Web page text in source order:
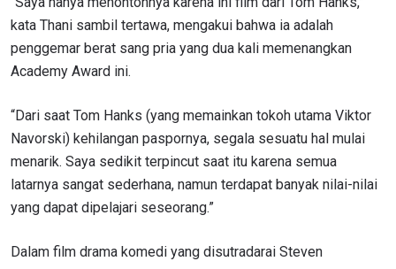
kata Thani sambil tertawa, mengakui bahwa ia adalah
penggemar berat sang pria yang dua kali memenangkan
Academy Award ini.
“Dari saat Tom Hanks (yang memainkan tokoh utama Viktor
Navorski) kehilangan paspornya, segala sesuatu hal mulai
menarik. Saya sedikit terpincut saat itu karena semua
latarnya sangat sederhana, namun terdapat banyak nilai-nilai
yang dapat dipelajari seseorang.”
Dalam film drama komedi yang disutradarai Steven